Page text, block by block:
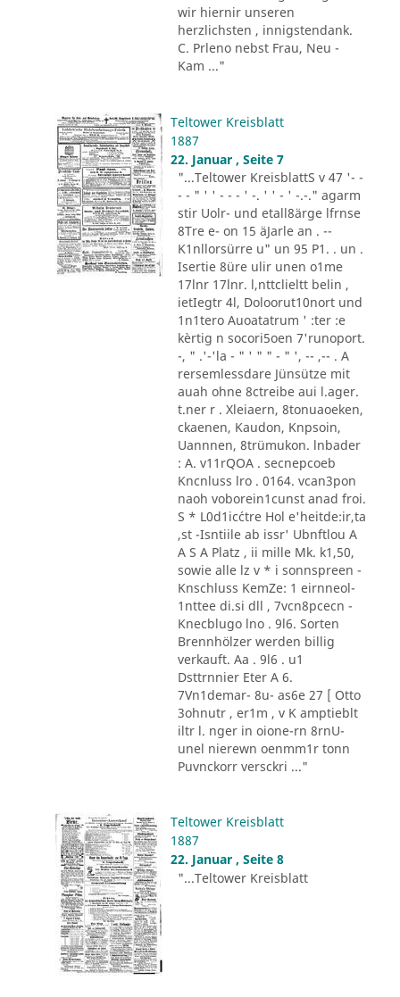
wir hiernir unseren
herzlichsten , innigstendank.
C. Prleno nebst Frau, Neu -
Kam ..."
Teltower Kreisblatt
1887
22. Januar , Seite 7
"...Teltower KreisblattS v 47 '- -
- - " ' ' - - - ' -. ' ' - ' -.-." agarm
stir Uolr- und etall8ärge lfrnse
8Tre e- on 15 äJarle an . --
K1nllorsürre u" un 95 P1. . un .
Isertie 8üre ulir unen o1me
17lnr 17lnr. l,nttclieltt belin ,
ietIegtr 4l, Doloorut10nort und
1n1tero Auoatatrum ' :ter :e
kèrtig n socori5oen 7'runoport.
-, " .'-'la - " ' " " - " ', -- ,-- . A
rersemlessdare Jünsütze mit
auah ohne 8ctreibe aui l.ager.
t.ner r . Xleiaern, 8tonuaoeken,
ckaenen, Kaudon, Knpsoin,
Uannnen, 8trümukon. lnbader
: A. v11rQOA . secnepcoeb
Kncnluss lro . 0164. vcan3pon
naoh voborein1cunst anad froi.
S * L0d1ic´ctre Hol e'heitde:ir,ta
,st -Isntiile ab issr' Ubnftlou A
A S A Platz , ii mille Mk. k1,50,
sowie alle lz v * i sonnspreen -
Knschluss KemZe: 1 eirnneol-
1nttee di.si dll , 7vcn8pcecn -
Knecblugo lno . 9l6. Sorten
Brennhölzer werden billig
verkauft. Aa . 9l6 . u1
Dsttrnnier Eter A 6.
7Vn1demar- 8u- as6e 27 [ Otto
3ohnutr , er1m , v K amptieblt
iltr l. nger in oione-rn 8rnU-
unel nierewn oenmm1r tonn
Puvnckorr versckri ..."
Teltower Kreisblatt
1887
22. Januar , Seite 8
"...Teltower Kreisblatt